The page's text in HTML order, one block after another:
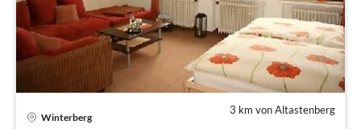
3 km von Altastenberg
Winterberg